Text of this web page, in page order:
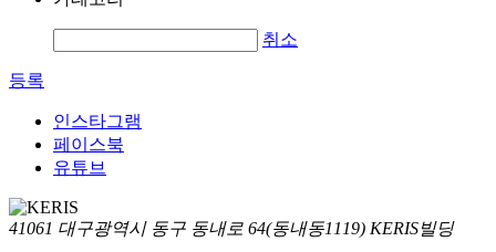
취소
등록
인스타그램
페이스북
유튜브
41061 대구광역시 동구 동내로 64(동내동1119) KERIS빌딩